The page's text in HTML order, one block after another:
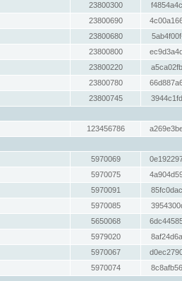
23800300
23800690
23800680
23800800
23800220
23800780
23800745
123456786
5970069
5970075
5970091
5970085
5650068
5979020
5970067
5970074